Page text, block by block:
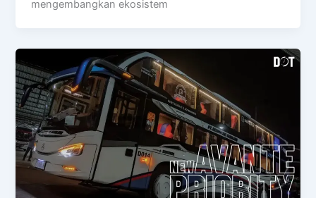
mengembangkan ekosistem